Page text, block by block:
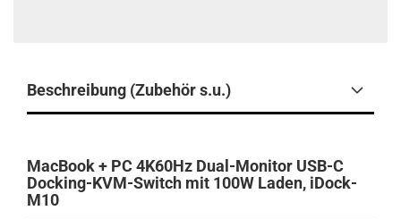
Beschreibung (Zubehör s.u.)
MacBook + PC 4K60Hz Dual-Monitor USB-C
Docking-KVM-Switch mit 100W Laden, iDock-
M10